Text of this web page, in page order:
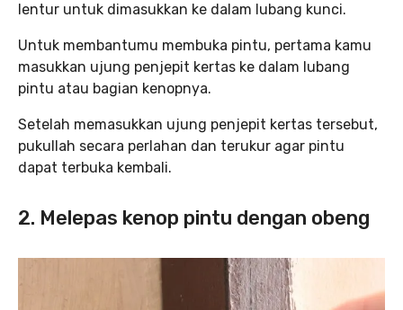
lentur untuk dimasukkan ke dalam lubang kunci.
Untuk membantumu membuka pintu, pertama kamu
masukkan ujung penjepit kertas ke dalam lubang
pintu atau bagian kenopnya.
Setelah memasukkan ujung penjepit kertas tersebut,
pukullah secara perlahan dan terukur agar pintu
dapat terbuka kembali.
2. Melepas kenop pintu dengan obeng